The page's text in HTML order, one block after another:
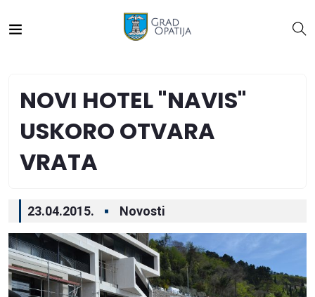
NOVI HOTEL "NAVIS"
USKORO OTVARA
VRATA
23.04.2015. Novosti